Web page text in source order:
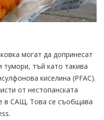
могат да допринесат
тумори, тъй като такива
киселина (PFAC).
от нестопанската
в САЩ. Това се съобщава